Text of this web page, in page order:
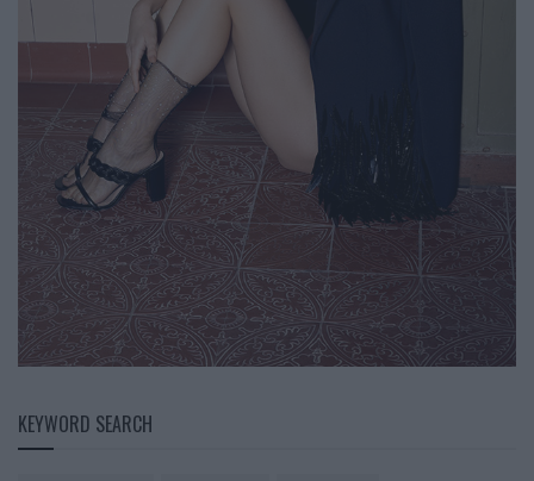
KEYWORD SEARCH